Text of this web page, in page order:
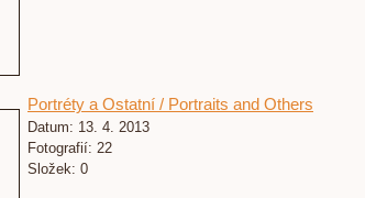
Portréty a Ostatní / Portraits and Others
Datum: 13. 4. 2013
Fotografií: 22
Složek: 0